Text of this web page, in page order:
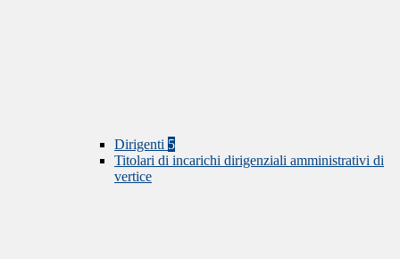
Dirigenti 5
Titolari di incarichi dirigenziali amministrativi di
vertice